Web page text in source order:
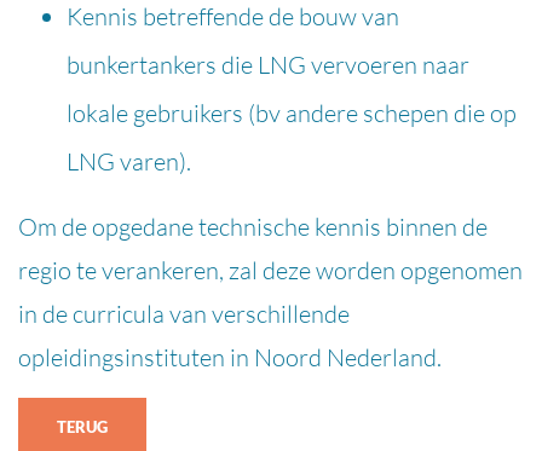
Kennis betreffende de bouw van
bunkertankers die LNG vervoeren naar
lokale gebruikers (bv andere schepen die op
LNG varen).
Om de opgedane technische kennis binnen de
regio te verankeren, zal deze worden opgenomen
in de curricula van verschillende
opleidingsinstituten in Noord Nederland.
TERUG